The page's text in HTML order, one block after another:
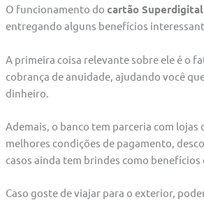
O funcionamento do cartão Superdigital
entregando alguns benefícios
A primeira coisa relevante sobre ele é o
cobrança de anuidade, ajudando você
dinheiro.
Ademais, o banco tem parceria com lojas
melhores condições de pagamento,
casos ainda tem brindes como benefícios
Caso goste de viajar para o exterior,